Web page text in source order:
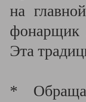
на
фонарщик
Эта
*